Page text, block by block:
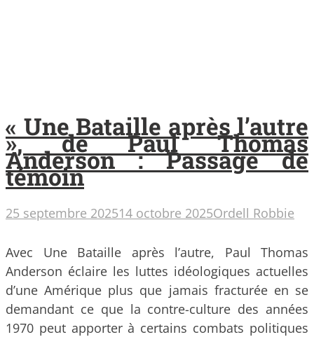
« Une Bataille après l’autre
», de Paul Thomas
Anderson : Passage de
témoin
25 septembre 202514 octobre 2025Ordell Robbie
Avec Une Bataille après l’autre, Paul Thomas
Anderson éclaire les luttes idéologiques actuelles
d’une Amérique plus que jamais fracturée en se
demandant ce que la contre-culture des années
1970 peut apporter à certains combats politiques